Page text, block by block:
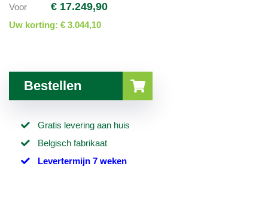
Voor
€ 17.249,90
Uw korting: € 3.044,10
Bestellen
Gratis levering aan huis
Belgisch fabrikaat
Levertermijn 7 weken